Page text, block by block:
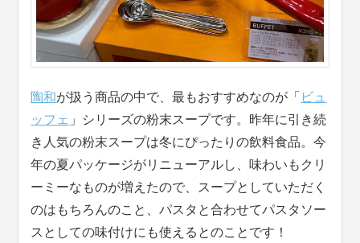
陶和が扱う商品の中で、最もおすすめなのが「 ビュ
ッフェ 」シリーズの粉末スープです。昨年に引き続
き人気の粉末スープは冬にぴったりの飲料食品。今
年の夏パッケージがリニューアルし、味わいもクリ
ーミーなものが増えたので、スープとしていただく
のはもちろんのこと、パスタと合わせてパスタソー
スとしての味付けにも使えるとのことです！